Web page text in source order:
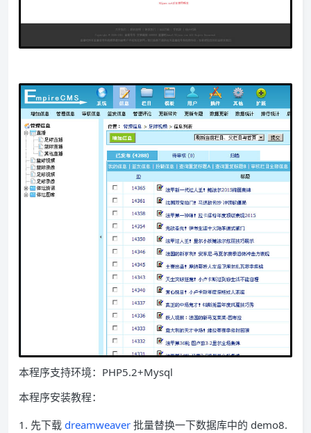
本程序支持环境：PHP5.2+Mysql
本程序安装教程：
1. 先下载 dreamweaver 批量替换一下数据库中的 demo8.